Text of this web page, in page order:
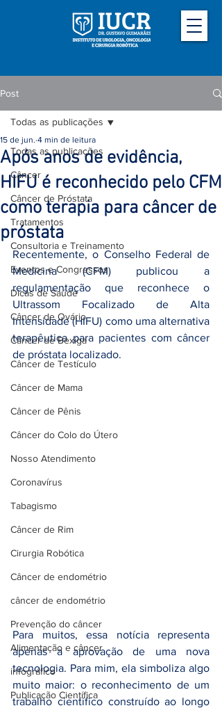
Post
Todas as publicações
Câncer
Câncer de Próstata
Tratamentos
Consultoria e Treinamento
Eventos e Congressos
Dicas de Saúde
Câncer de Ovário
Câncer de Bexiga
Câncer de Testículo
Câncer de Mama
Câncer de Pênis
Câncer do Colo do Útero
Nosso Atendimento
Coronavírus
Tabagismo
Câncer de Rim
Cirurgia Robótica
Câncer de endométrio
câncer de endométrio
Prevenção do câncer
Alimentação e câncer
infográfico
Publicação Científica
Todas as publicações
Após anos de evidência,
HIFU é reconhecido pelo CFM
como terapia para câncer de
próstata
15 de jun. 4 min de leitura
Recentemente, o Conselho Federal de
Medicina (CFM) publicou a
regulamentação que reconhece o
Ultrassom Focalizado de Alta
Intensidade (HIFU) como uma alternativa
terapêutica para pacientes com câncer
de próstata localizado.
Para muitos, essa notícia representa
apenas a aprovação de uma nova
tecnologia. Para mim, ela simboliza algo
muito maior: o reconhecimento de um
trabalho científico construído ao longo